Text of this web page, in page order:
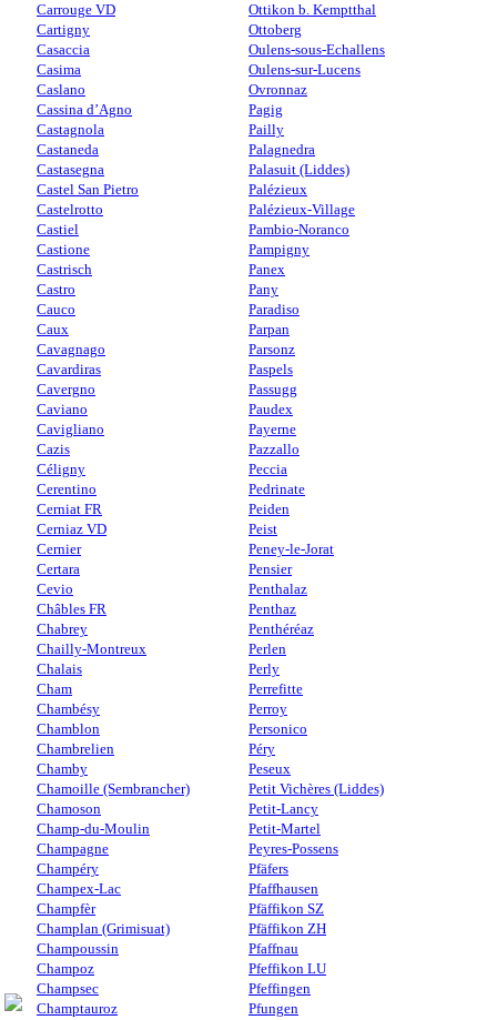
Carrouge VD
Cartigny
Casaccia
Casima
Caslano
Cassina d’Agno
Castagnola
Castaneda
Castasegna
Castel San Pietro
Castelrotto
Castiel
Castione
Castrisch
Castro
Cauco
Caux
Cavagnago
Cavardiras
Cavergno
Caviano
Cavigliano
Cazis
Céligny
Cerentino
Cerniat FR
Cerniaz VD
Cernier
Certara
Cevio
Châbles FR
Chabrey
Chailly-Montreux
Chalais
Cham
Chambésy
Chamblon
Chambrelien
Chamby
Chamoille (Sembrancher)
Chamoson
Champ-du-Moulin
Champagne
Champéry
Champex-Lac
Champfèr
Champlan (Grimisuat)
Champoussin
Champoz
Champsec
Champtauroz
Ottikon b. Kemptthal
Ottoberg
Oulens-sous-Echallens
Oulens-sur-Lucens
Ovronnaz
Pagig
Pailly
Palagnedra
Palasuit (Liddes)
Palézieux
Palézieux-Village
Pambio-Noranco
Pampigny
Panex
Pany
Paradiso
Parpan
Parsonz
Paspels
Passugg
Paudex
Payerne
Pazzallo
Peccia
Pedrinate
Peiden
Peist
Peney-le-Jorat
Pensier
Penthalaz
Penthaz
Penthéréaz
Perlen
Perly
Perrefitte
Perroy
Personico
Péry
Peseux
Petit Vichères (Liddes)
Petit-Lancy
Petit-Martel
Peyres-Possens
Pfäfers
Pfaffhausen
Pfäffikon SZ
Pfäffikon ZH
Pfaffnau
Pfeffikon LU
Pfeffingen
Pfungen